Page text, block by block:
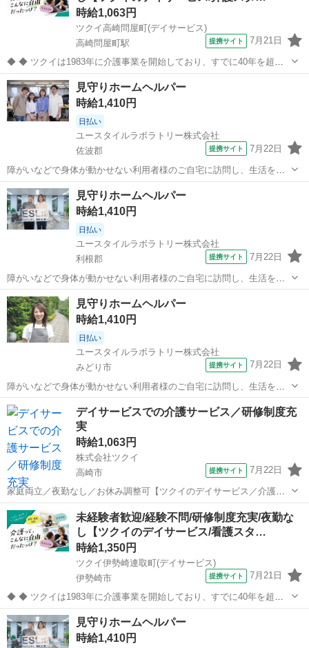
時給1,063円
ツクイ高崎問屋町(デイサービス)
高崎問屋町駅
提携サイト 7月21日
◆ ◆ ツクイは1983年に介護事業を開始しており、すでに40年を超え
る歴史を有しています。デイサービスでは業界トップクラス！ ◆グル
ープ会社の経営管理 ◆在宅介護サービス:デイサービス/訪問介護/訪問
入浴/訪問看護/...
群馬 高崎市 高崎問屋町駅 介護
見守りホームヘルパー
時給1,410円
日払い
ユースタイルラボラトリー株式会社
佐波郡
提携サイト 7月22日
障がいなどで身体が動かせない利用者様のご自宅に訪問し、生活を支
える重度訪問介護のお仕事です。 ※1対1で誠実に向き合える方を募集
【仕事内容】 見守りや日常生活のお手伝いが中心ですが、利用者様の
生活を支える大切なポジション...
群馬 佐波郡 介護
見守りホームヘルパー
時給1,410円
日払い
ユースタイルラボラトリー株式会社
利根郡
提携サイト 7月22日
障がいなどで身体が動かせない利用者様のご自宅に訪問し、生活を支
える重度訪問介護のお仕事です。 ※1対1で誠実に向き合える方を募集
【仕事内容】 見守りや日常生活のお手伝いが中心ですが、利用者様の
生活を支える大切なポジション...
群馬 利根郡 介護
見守りホームヘルパー
時給1,410円
日払い
ユースタイルラボラトリー株式会社
みどり市
提携サイト 7月22日
障がいなどで身体が動かせない利用者様のご自宅に訪問し、生活を支
える重度訪問介護のお仕事です。 ※1対1で誠実に向き合える方を募集
【仕事内容】 見守りや日常生活のお手伝いが中心ですが、利用者様の
生活を支える大切なポジション...
群馬 みどり市 介護
デイサービスでの介護サービス／研修制度充
実
時給1,063円
株式会社ツクイ
高崎市
提携サイト 7月22日
家庭両立／夜勤なし／お休み調整可【ツクイのデイサービス／介護ス
タッフ求人】 全国に500か所以上のデイサービスを展開しています！
「ツクイPLUS」独自の福利厚生でプライベートも充実 【仕事内容】
ご利用者様の日常生活を支...
群馬 訪問介護
未経験者歓迎/経験不問/研修制度充実/夜勤な
し【ツクイのデイサービス/看護スタ…
時給1,350円
ツクイ伊勢崎連取町(デイサービス)
伊勢崎市
提携サイト 7月21日
◆ ◆ ツクイは1983年に介護事業を開始しており、すでに40年を超え
る歴史を有しています。デイサービスでは業界トップクラス！ ◆グル
ープ会社の経営管理 ◆在宅介護サービス:デイサービス/訪問介護/訪問
入浴/訪問看護/...
群馬 伊勢崎市 介護
見守りホームヘルパー
時給1,410円